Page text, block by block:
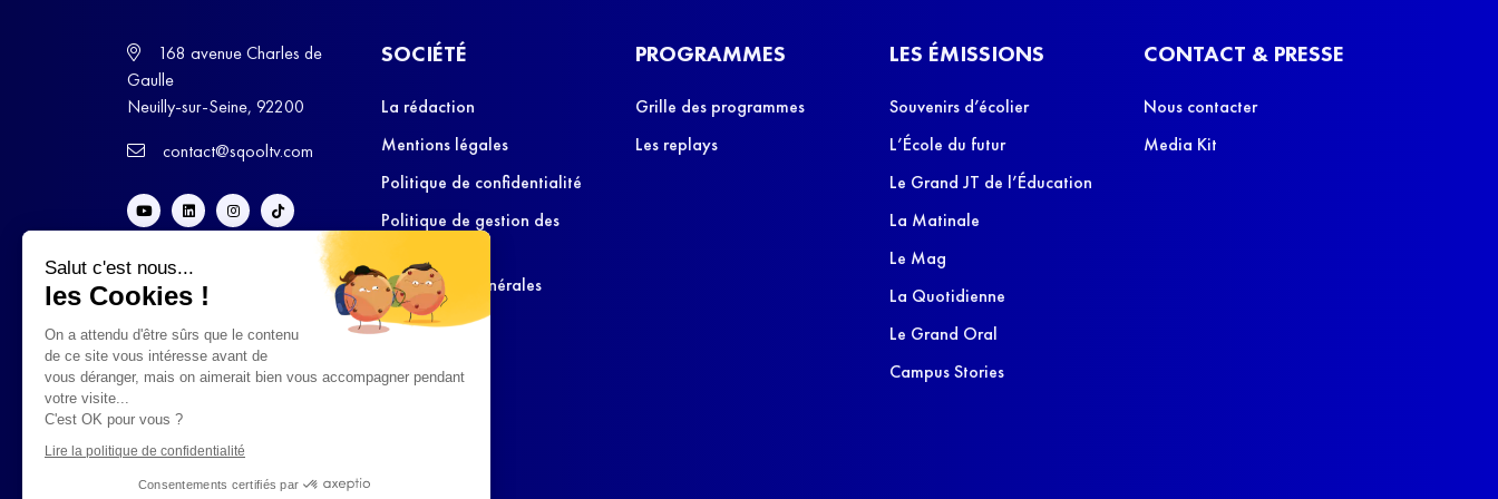
Salut c'est nous...
les Cookies !
On a attendu d'être sûrs que le contenu
de ce site vous intéresse avant de
vous déranger, mais on aimerait bien vous accompagner pendant
votre visite...
C'est OK pour vous ?
Lire la politique de confidentialité
Consentements certifiés par
168 avenue Charles de
Gaulle
Neuilly-sur-Seine, 92200
contact@sqooltv.com
SOCIÉTÉ
La rédaction
Mentions légales
Politique de confidentialité
Politique de gestion des
Conditions Générales
d’Utilisation
PROGRAMMES
Grille des programmes
Les replays
LES ÉMISSIONS
Souvenirs d’écolier
L’École du futur
Le Grand JT de l’Éducation
La Matinale
Le Mag
La Quotidienne
Le Grand Oral
Campus Stories
CONTACT & PRESSE
Nous contacter
Media Kit